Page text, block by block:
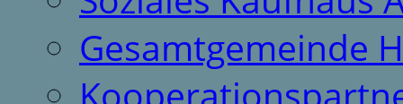
Gesamtgemeinde